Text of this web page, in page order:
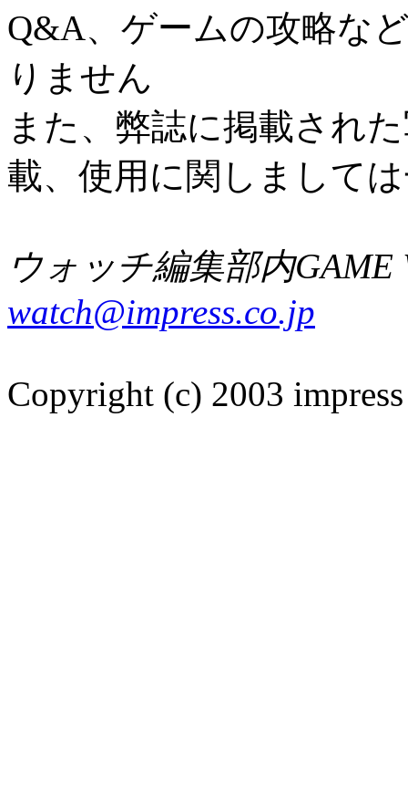
Q&A、ゲームの攻略な
りません
また、弊誌に掲載され
載、使用に関しまして
ウォッチ編集部内GAME
watch@impress.co.jp
Copyright (c) 2003